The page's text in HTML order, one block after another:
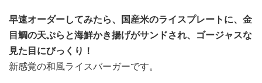
早速オーダーしてみたら、国産米のライスプレートに、金
目鯛の天ぷらと海鮮かき揚げがサンドされ、ゴージャスな
見た目にびっくり！
新感覚の和風ライスバーガーです。